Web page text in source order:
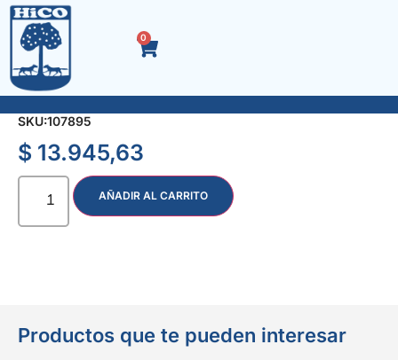
0
FRESA P/REDONDEAR 1/4 x 1.1/4″ 7628
SKU:107895
$ 13.945,63
AÑADIR AL CARRITO
Productos que te pueden interesar